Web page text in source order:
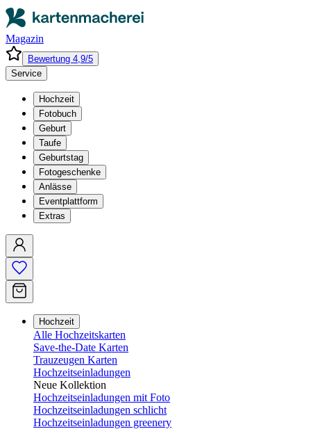
Magazin
Bewertung 4,9/5
Service
Hochzeit
Fotobuch
Geburt
Taufe
Geburtstag
Fotogeschenke
Anlässe
Eventplattform
Extras
Hochzeit
Alle Hochzeitskarten
Save-the-Date Karten
Trauzeugen Karten
Hochzeitseinladungen
Neue Kollektion
Hochzeitseinladungen mit Foto
Hochzeitseinladungen schlicht
Hochzeitseinladungen greenery